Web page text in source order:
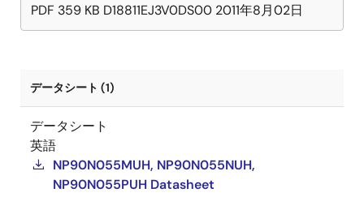
PDF 359 KB D18811EJ3V0DS00 2011年8月02日
データシート (1)
データシート
英語
NP90N055MUH, NP90N055NUH,
NP90N055PUH Datasheet